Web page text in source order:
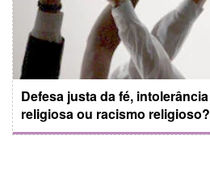
Defesa justa da fé, intolerância
religiosa ou racismo religioso?